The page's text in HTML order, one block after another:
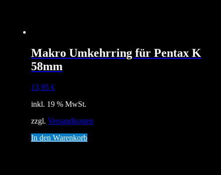
Makro Umkehrring für Pentax K
58mm
13,95 €
inkl. 19 % MwSt.
zzgl. Versandkosten
In den Warenkorb